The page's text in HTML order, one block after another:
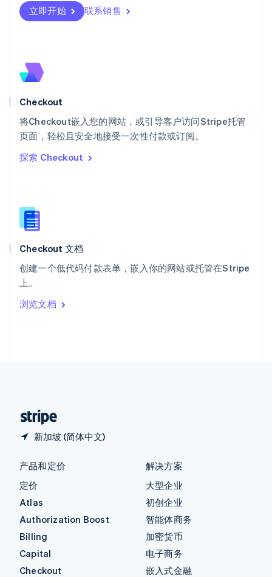
立即开始 联系销售
Checkout
将Checkout嵌入您的网站，或引导客户访问Stripe托管
页面，轻松且安全地接受一次性付款或订阅。
探索 Checkout
Checkout 文档
创建一个低代码付款表单，嵌入你的网站或托管在Stripe
上。
浏览文档
新加坡 (简体中文)
Svenska English
瑞士
English
斯洛伐克
English
斯洛文尼亚
泰国
ไทยEnglish
English
English
新西兰
匈牙利
意大利
印度
English
产品和定价
定价
Atlas
Authorization Boost
Billing
Capital
Checkout
解决方案
大型企业
初创企业
智能体商务
加密货币
电子商务
嵌入式金融